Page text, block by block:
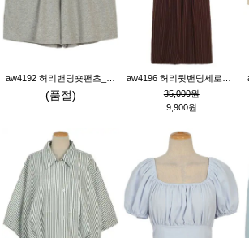
(품절)
35,000원
9,900원